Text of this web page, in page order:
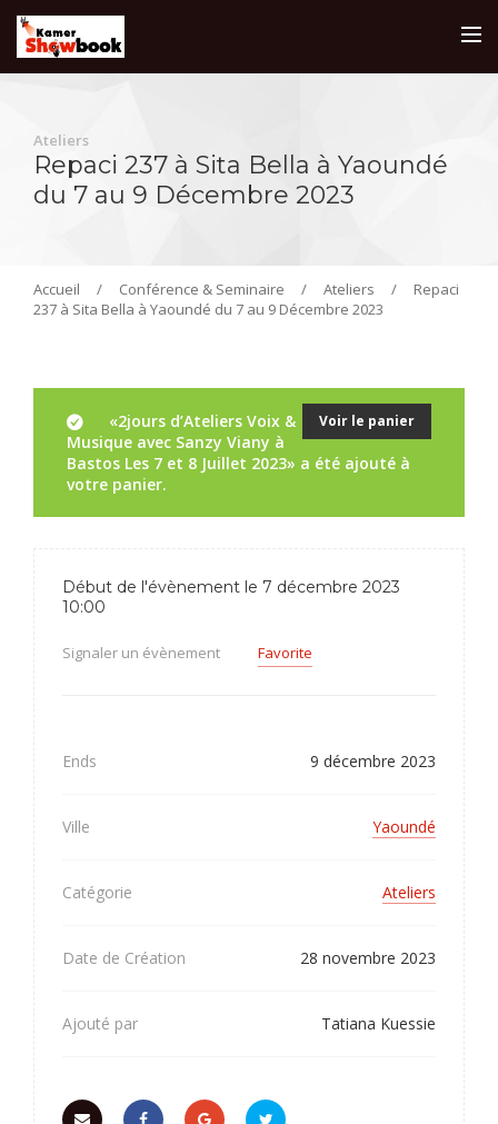
Ateliers
Repaci 237 à Sita Bella à Yaoundé
du 7 au 9 Décembre 2023
Accueil / Conférence & Seminaire / Ateliers /
Repaci
237 à Sita Bella à Yaoundé du 7 au 9 Décembre 2023
Voir le panier
«2jours d’Ateliers Voix &
Musique avec Sanzy Viany à
Bastos Les 7 et 8 Juillet 2023» a été ajouté à
votre panier.
Début de l'évènement le 7 décembre 2023
10:00
Signaler un évènement Favorite
Ends 9 décembre 2023
Ville Yaoundé
Catégorie Ateliers
Date de Création 28 novembre 2023
Ajouté par Tatiana Kuessie